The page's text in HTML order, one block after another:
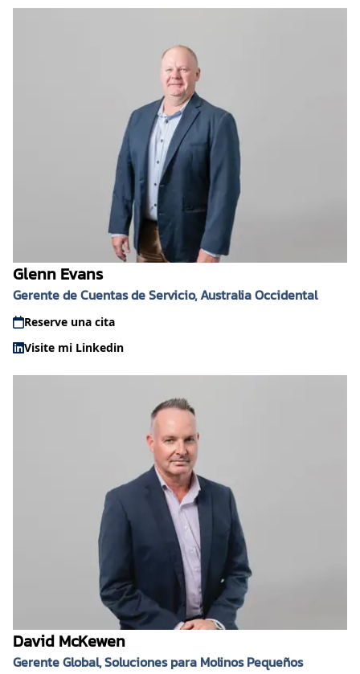
Glenn Evans
Gerente de Cuentas de Servicio, Australia Occidental
Reserve una cita
Visite mi Linkedin
David McKewen
Gerente Global, Soluciones para Molinos Pequeños